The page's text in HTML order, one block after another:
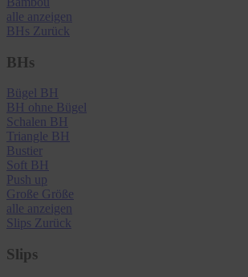
alle anzeigen
BHs Zurück
BHs
Bügel BH
BH ohne Bügel
Schalen BH
Triangle BH
Bustier
Soft BH
Push up
Große Größe
alle anzeigen
Slips Zurück
Slips